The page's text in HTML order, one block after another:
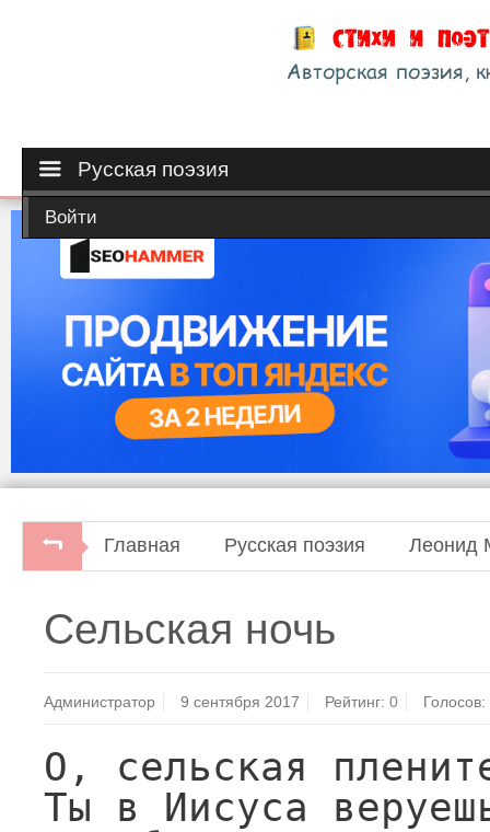
Русская поэзия
Войти
Главная Русская поэзия Леонид
Сельская ночь
Администратор 9 сентября 2017 Рейтинг:0 Голосов:
О, сельская
Ты в Иисуса